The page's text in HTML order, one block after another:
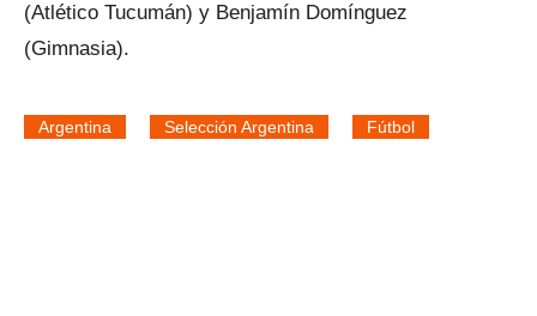
(Atlético Tucumán) y Benjamín Domínguez
(Gimnasia).
Argentina Selección Argentina Fútbol